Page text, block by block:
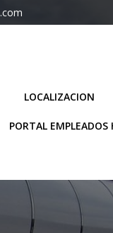
LOCALIZACION
PORTAL